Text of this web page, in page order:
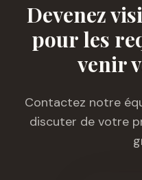
Devenez
pour les
venir
Contactez notre
discuter de votre